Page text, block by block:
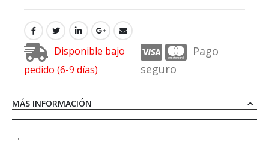
Disponible bajo
pedido (6-9 días)
Pago
seguro
MÁS INFORMACIÓN
'